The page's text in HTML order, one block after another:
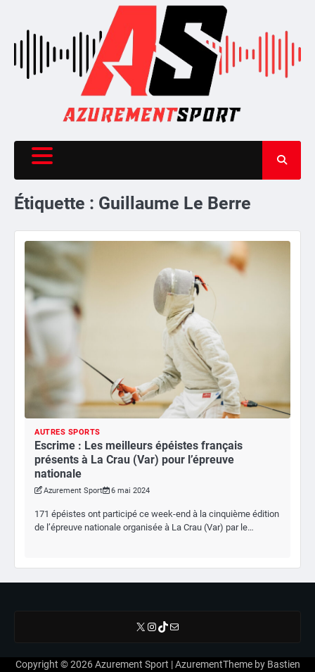
content
Étiquette : Guillaume Le Berre
AUTRES SPORTS
Escrime : Les meilleurs épéistes français
présents à La Crau (Var) pour l’épreuve
nationale
Azurement Sport 6 mai 2024
171 épéistes ont participé ce week-end à la cinquième édition
de l’épreuve nationale organisée à La Crau (Var) par le…
X Instagram
TikTok
E-mail
Copyright © 2026Azurement Sport | AzurementTheme by Bastien